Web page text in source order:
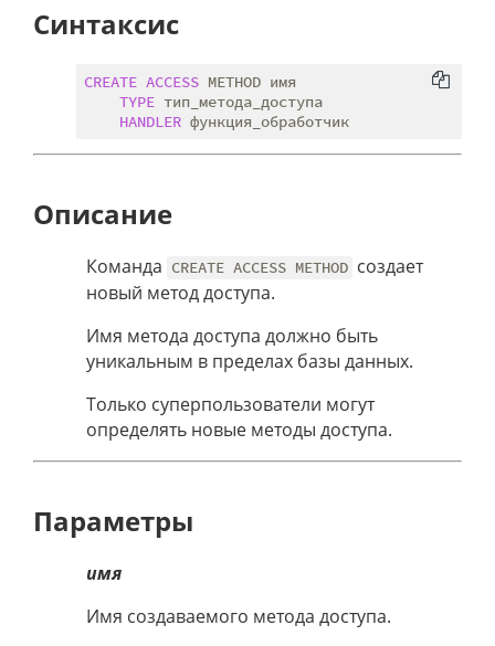
Синтаксис
CREATE ACCESS METHOD имя
TYPE тип_метода_доступа
HANDLER
Описание
Команда CREATE ACCESS METHOD создает
новый метод доступа.
Имя метода доступа должно быть
уникальным в пределах базы данных.
Только суперпользователи могут
определять новые методы доступа.
Параметры
имя
Имя создаваемого метода доступа.